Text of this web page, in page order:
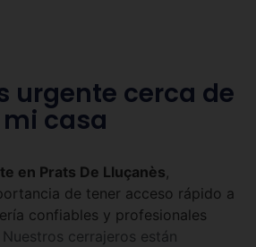
urgente cerca de
mi casa
en Prats De Lluçanès,
de tener acceso rápido a
confiables y profesionales
Nuestros cerrajeros están